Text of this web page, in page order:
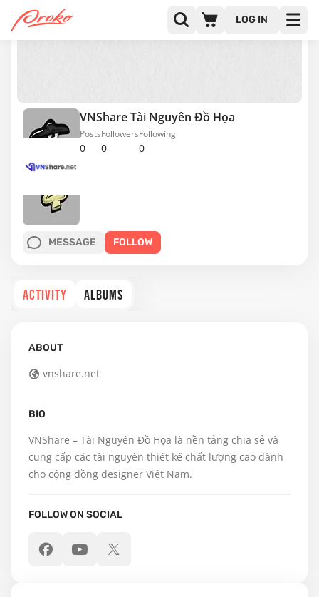
LOG IN
VNShare Tài Nguyên Đồ Họa
0
Posts
0
Followers
0
Following
MESSAGE FOLLOW
ACTIVITY ALBUMS
ABOUT
vnshare.net
BIO
VNShare – Tài Nguyên Đồ Họa là nền tảng chia sẻ và
cung cấp các tài nguyên thiết kế chất lượng cao dành
cho cộng đồng designer Việt Nam.
FOLLOW ON SOCIAL